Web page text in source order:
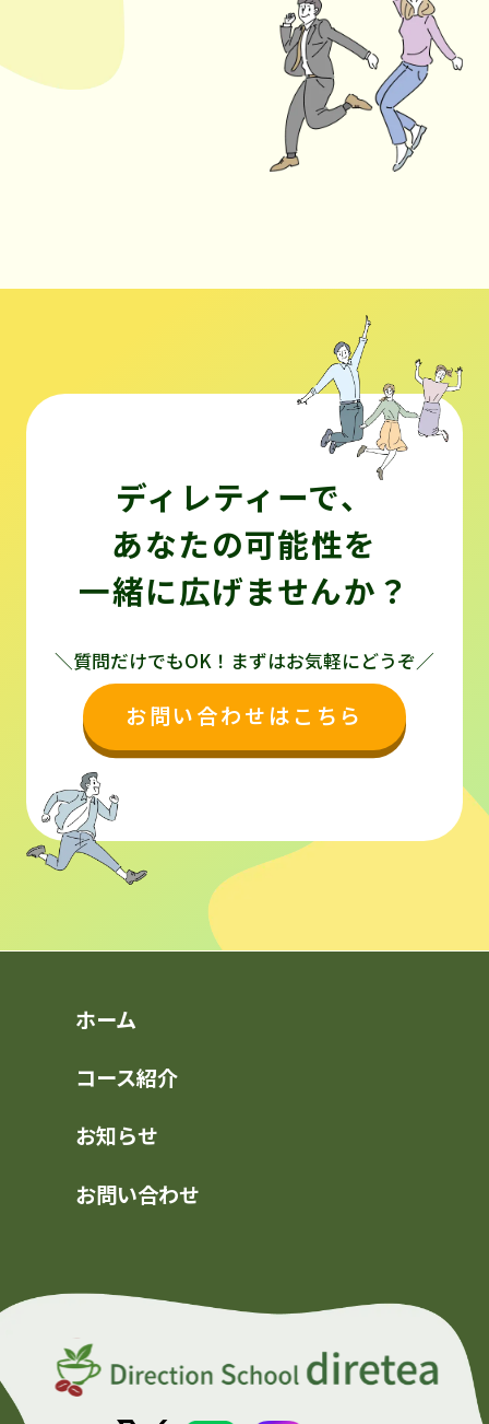
ディレティーで、
あなたの可能性を
一緒に広げませんか？
＼質問だけでもOK！まずはお気軽にどうぞ／
お問い合わせはこちら
ホーム
コース紹介
お知らせ
お問い合わせ